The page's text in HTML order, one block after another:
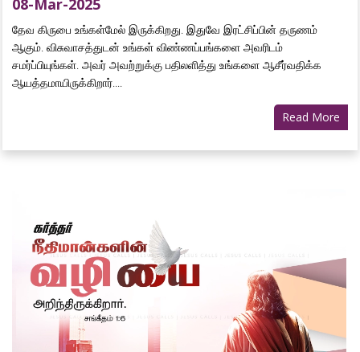
தேவ கிருபை உங்கள்மேல் இருக்கிறது. இதுவே இரட்சிப்பின் தருணம்
ஆகும். விசுவாசத்துடன் உங்கள் விண்ணப்பங்களை அவரிடம்
சமர்ப்பியுங்கள். அவர் அவற்றுக்கு பதிலளித்து உங்களை ஆசீர்வதிக்க
ஆயத்தமாயிருக்கிறார்....
Read More